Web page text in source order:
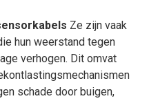
Ze zijn vaak
hun weerstand tegen
verhogen. Dit omvat
schade door buigen,